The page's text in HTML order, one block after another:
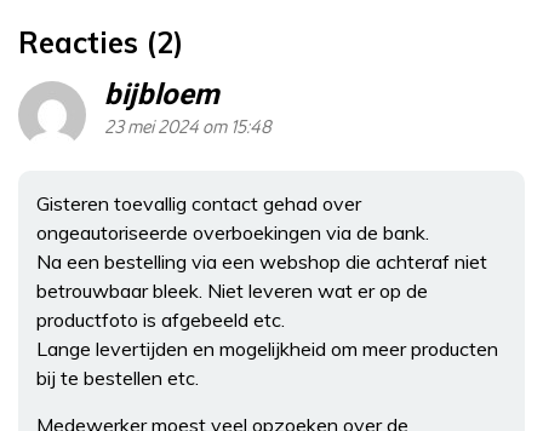
Reacties (2)
bijbloem
23 mei 2024 om 15:48
Gisteren toevallig contact gehad over
ongeautoriseerde overboekingen via de bank.
Na een bestelling via een webshop die achteraf niet
betrouwbaar bleek. Niet leveren wat er op de
productfoto is afgebeeld etc.
Lange levertijden en mogelijkheid om meer producten
bij te bestellen etc.
Medewerker moest veel opzoeken over de